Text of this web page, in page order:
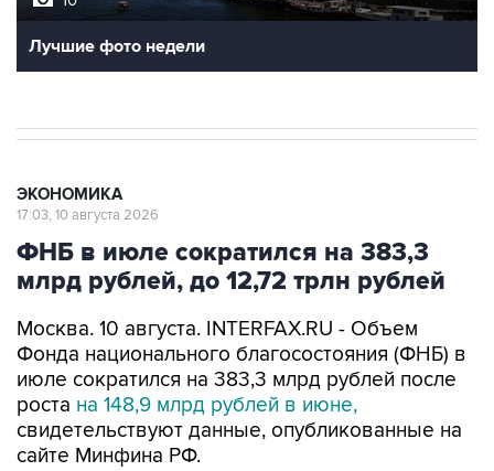
Лучшие фото недели
ЭКОНОМИКА
17:03, 10 августа 2026
ФНБ в июле сократился на 383,3
млрд рублей, до 12,72 трлн рублей
Москва. 10 августа. INTERFAX.RU - Объем
Фонда национального благосостояния (ФНБ) в
июле сократился на 383,3 млрд рублей после
роста на 148,9 млрд рублей в июне,
свидетельствуют данные, опубликованные на
сайте Минфина РФ.